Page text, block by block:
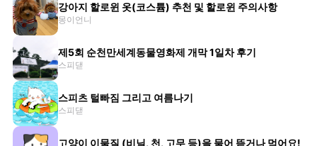
강아지 할로윈 옷(코스튬) 추천 및 할로윈 주의사항
몽이언니
제5회 순천만세계동물영화제 개막 1일차 후기
스피댇
스피츠 털빠짐 그리고 여름나기
스피댇
고양이 이물질 (비닐, 천, 고무 등)을 물어 뜯거나 먹어요!